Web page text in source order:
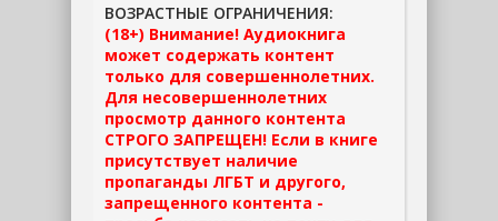
ВОЗРАСТНЫЕ ОГРАНИЧЕНИЯ:
(18+) Внимание! Аудиокнига
может содержать контент
только для совершеннолетних.
Для несовершеннолетних
просмотр данного контента
СТРОГО ЗАПРЕЩЕН! Если в книге
присутствует наличие
пропаганды ЛГБТ и другого,
запрещенного контента -